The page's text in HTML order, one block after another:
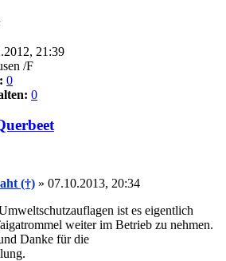
21:39
/F
0
0
(†) » 07.10.2013, 20:34
ist es eigentlich
weiter im Betrieb zu nehmen.
Danke für die